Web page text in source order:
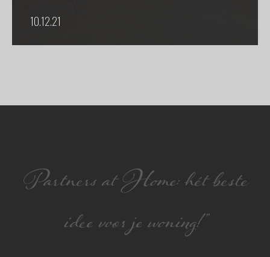
10.12.21
Partners at Home: hét beste
idee voor je woning!”